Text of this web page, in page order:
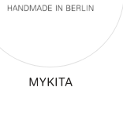
MYKITA